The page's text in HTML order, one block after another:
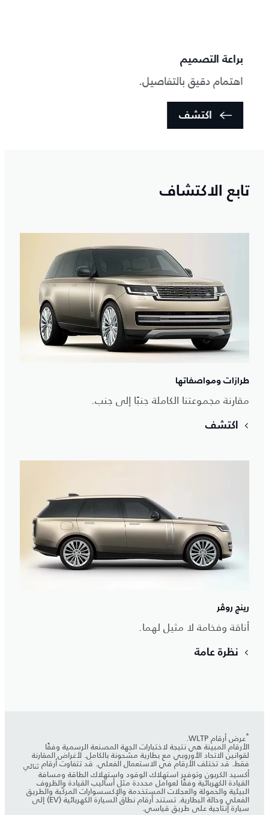
براعة التصميم
اهتمام دقيق بالتفاصيل.
اكتشف
تابع الاكتشاف
طرازات ومواصفاتها
مقارنة مجموعتنا الكاملة جنبًا إلى جنب.
اكتشف
رينج روڤر
أناقة وفخامة لا مثيل لهما.
نظرة عامة
*عرض أرقام WLTP.
الأرقام المبينة هي نتيجة لاختبارات الجهة المصنعة الرسمية وفقًا
لقوانين الاتحاد الأوروبي مع بطارية مشحونة بالكامل. لأغراض المقارنة
فقط. قد تختلف الأرقام في الاستعمال الفعلي. قد تتفاوت أرقام ثنائي
أكسيد الكربون وتوفير استهلاك الوقود واستهلاك الطاقة ومسافة
القيادة الكهربائية وفقًا لعوامل محددة مثل أساليب القيادة والظروف
البيئية والحمولة والعجلات المستخدمة والإكسسوارات المركّبة والطريق
الفعلي وحالة البطارية. تستند أرقام نطاق السيارة الكهربائية (EV) إلى
سيارة إنتاجية على طريق قياسي.